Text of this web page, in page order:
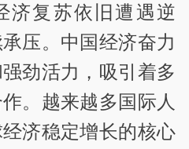
济复苏依旧遭遇逆
压。中国经济奋力
劲活力，吸引着多
。越来越多国际人
济稳定增长的核心